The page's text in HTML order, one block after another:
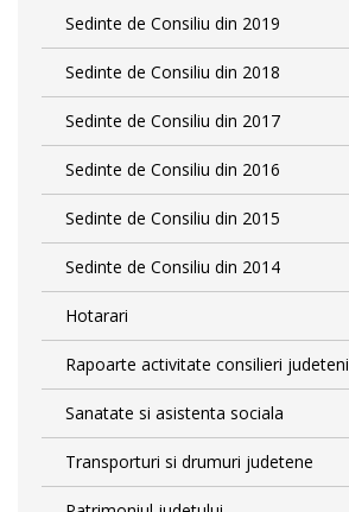
Sedinte de Consiliu din 2019
Sedinte de Consiliu din 2018
Sedinte de Consiliu din 2017
Sedinte de Consiliu din 2016
Sedinte de Consiliu din 2015
Sedinte de Consiliu din 2014
Hotarari
Rapoarte activitate consilieri judeteni
Sanatate si asistenta sociala
Transporturi si drumuri judetene